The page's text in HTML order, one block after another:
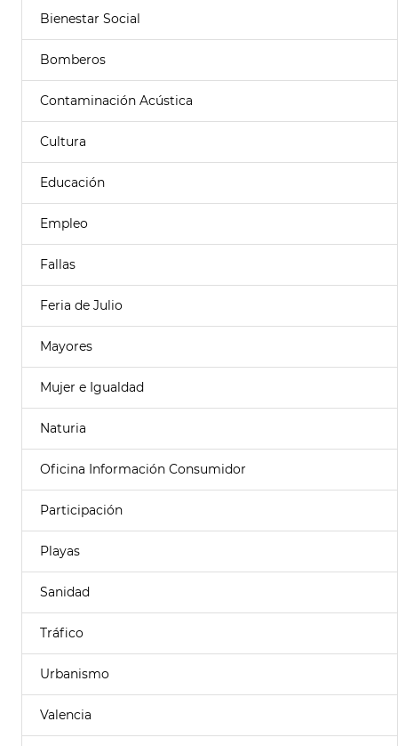
Bienestar Social
Bomberos
Contaminación Acústica
Cultura
Educación
Empleo
Fallas
Feria de Julio
Mayores
Mujer e Igualdad
Naturia
Oficina Información Consumidor
Participación
Playas
Sanidad
Tráfico
Urbanismo
Valencia